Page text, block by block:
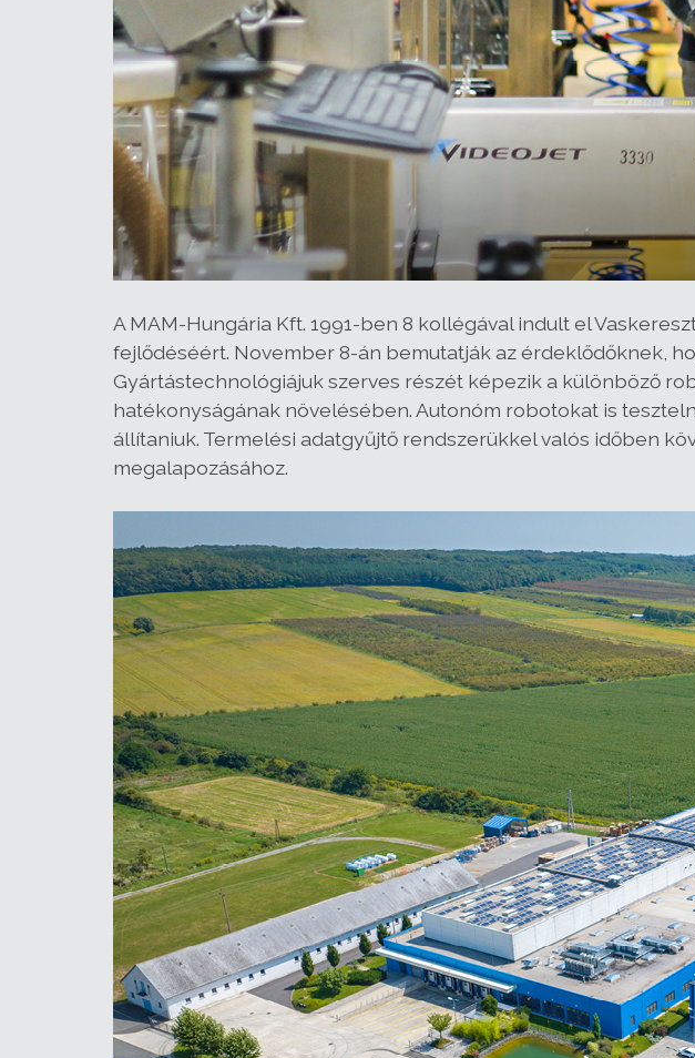
A MAM-Hungária Kft. 1991-ben 8 kollégával indult el
fejlődéséért. November 8-án bemutatják az érdeklődőknek,
Gyártástechnológiájuk szerves részét képezik a különböző
hatékonyságának növelésében. Autonóm robotokat is
állítaniuk. Termelési adatgyűjtő rendszerükkel valós időben
megalapozásához.